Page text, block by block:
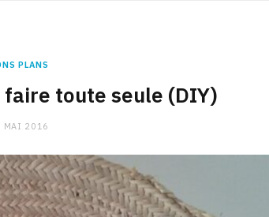
PLANS
toute seule (DIY)
MAI 2016